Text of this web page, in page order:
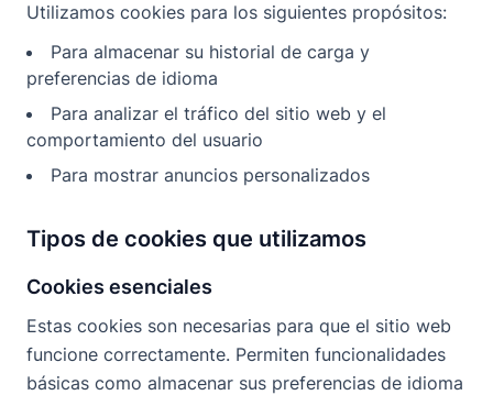
Utilizamos cookies para los siguientes propósitos:
Para almacenar su historial de carga y
preferencias de idioma
Para analizar el tráfico del sitio web y el
comportamiento del usuario
Para mostrar anuncios personalizados
Tipos de cookies que utilizamos
Cookies esenciales
Estas cookies son necesarias para que el sitio web
funcione correctamente. Permiten funcionalidades
básicas como almacenar sus preferencias de idioma